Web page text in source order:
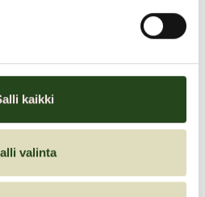
kaikki
valinta
14:30 – 13,90€ (norm. 14,90€)